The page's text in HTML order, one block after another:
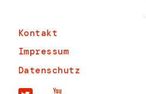
Kontakt
Impressum
Datenschutz